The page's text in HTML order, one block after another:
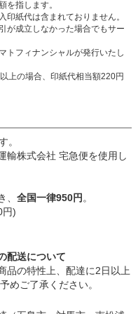
を指します。
紙代は含まれておりません。
が成立しなかった場合でもサー
トフィナンシャルが発行いたし
上の場合、印紙代相当額220円
。
輸株式会社 宅急便を使用し
、 全国一律950円 。
円)
配送について
品の特性上、配達に2日以上
めご了承ください。